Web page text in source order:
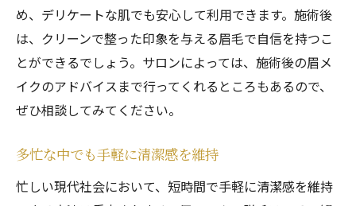
め、デリケートな肌でも安心して利用できます。施術後
は、クリーンで整った印象を与える眉毛で自信を持つこ
とができるでしょう。サロンによっては、施術後の眉メ
イクのアドバイスまで行ってくれるところもあるので、
ぜひ相談してみてください。
多忙な中でも手軽に清潔感を維持
忙しい現代社会において、短時間で手軽に清潔感を維持